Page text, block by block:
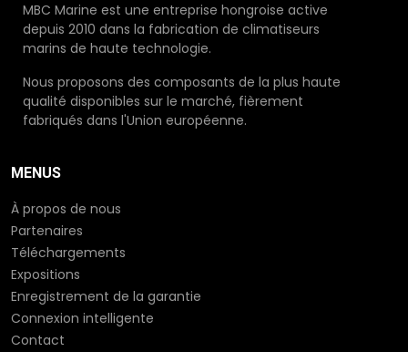
MBC Marine est une entreprise hongroise active
depuis 2010 dans la fabrication de climatiseurs
marins de haute technologie.
Nous proposons des composants de la plus haute
qualité disponibles sur le marché, fièrement
fabriqués dans l'Union européenne.
MENUS
À propos de nous
Partenaires
Téléchargements
Expositions
Enregistrement de la garantie
Connexion intelligente
Contact